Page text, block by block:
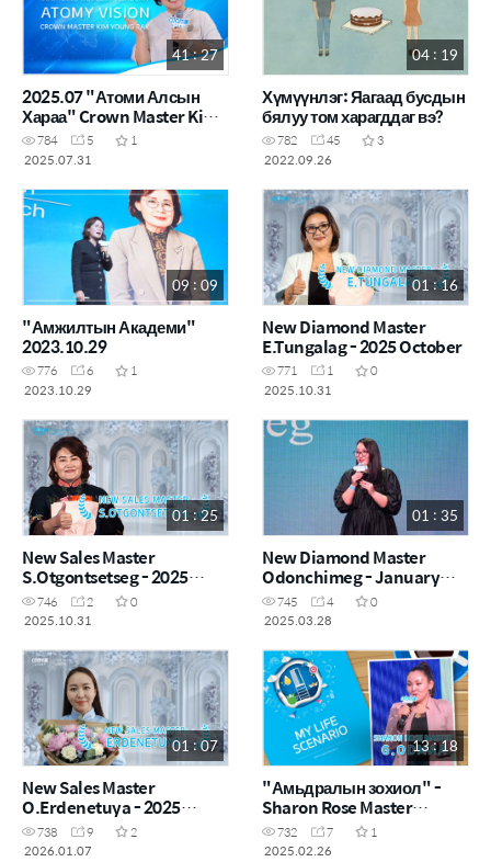
41 : 27
2025.07 "Атоми Алсын
Хараа" Crown Master Kim
Young Rak
784 5
1
2025.07.31
04 : 19
Хүмүүнлэг: Яагаад бусдын
бялуу том харагддаг вэ?
782 45
3
2022.09.26
09 : 09
"Амжилтын Академи"
2023.10.29
776 6
1
2023.10.29
01 : 16
New Diamond Master
E.Tungalag - 2025 October
771 1
0
2025.10.31
01 : 25
New Sales Master
S.Otgontsetseg - 2025
October
746 2
0
2025.10.31
01 : 35
New Diamond Master
Odonchimeg - January
2025
745 4
0
2025.03.28
01 : 07
New Sales Master
O.Erdenetuya - 2025
December
738 9
2
2026.01.07
13 : 18
"Амьдралын зохиол" -
Sharon Rose Master
Г.Одмаа
732 7
1
2025.02.26